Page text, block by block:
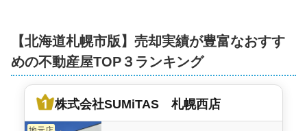
1,900万円
北海道札幌市東区北三十四条東二十四丁目
【北海道札幌市版】売却実績が豊富なおすす
めの不動産屋TOP３ランキング
株式会社SUMiTAS 札幌西店